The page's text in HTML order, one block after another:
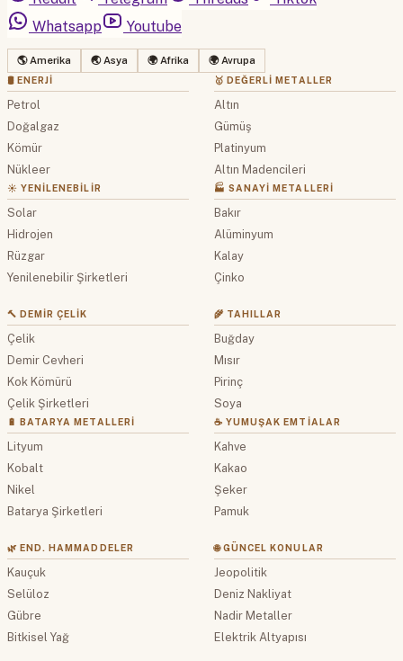
Whatsapp
Youtube
🌎 Amerika 🌏 Asya 🌍 Afrika 🌍 Avrupa
🛢 ENERJI
Petrol
Doğalgaz
Kömür
Nükleer
☀️ YENILENEBILIR
Solar
Hidrojen
Rüzgar
Yenilenebilir Şirketleri
🥇 DEĞERLI METALLER
Altın
Gümüş
Platinyum
Altın Madencileri
🏭 SANAYI METALLERI
Bakır
Alüminyum
Kalay
Çinko
🔨 DEMIR ÇELIK
Çelik
Demir Cevheri
Kok Kömürü
Çelik Şirketleri
🔋 BATARYA METALLERI
Lityum
Kobalt
Nikel
Batarya Şirketleri
🌾 TAHILLAR
Buğday
Mısır
Pirinç
Soya
☕ YUMUŞAK EMTIALAR
Kahve
Kakao
Şeker
Pamuk
🌿 END. HAMMADDELER
Kauçuk
Selüloz
Gübre
Bitkisel Yağ
🌐 GÜNCEL KONULAR
Jeopolitik
Deniz Nakliyat
Nadir Metaller
Elektrik Altyapısı